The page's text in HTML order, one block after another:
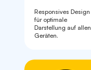
Responsives Design
für optimale
Darstellung auf allen
Geräten.